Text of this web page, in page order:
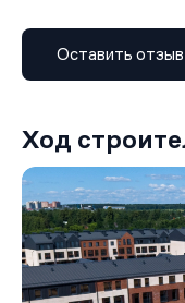
пропусков на
жителей. На первом
ресепшн, офис
тренажёрный зал и
В планах развития
учащихся и
заявлены торговая
помещениями и
коворкинг,
кафе.
Среди элементов
Оставить отзыв
Ход